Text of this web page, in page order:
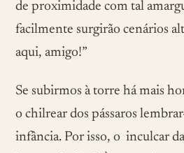
de proximidade com tal
facilmente surgirão cenários
aqui, amigo!”
Se subirmos à torre há mais
o chilrear dos pássaros
infância. Por isso, o inculcar